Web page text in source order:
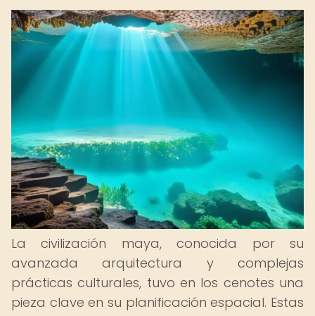
La civilización maya, conocida por su
avanzada arquitectura y complejas
prácticas culturales, tuvo en los cenotes una
pieza clave en su planificación espacial. Estas